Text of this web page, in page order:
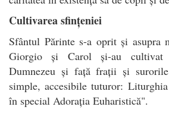
Cultivarea sfințeniei
Sfântul Părinte s-a oprit și asupra
Giorgio și Carol și-au cultivat
Dumnezeu și față frații și
simple, accesibile tuturor:
în special Adorația Euharistică".